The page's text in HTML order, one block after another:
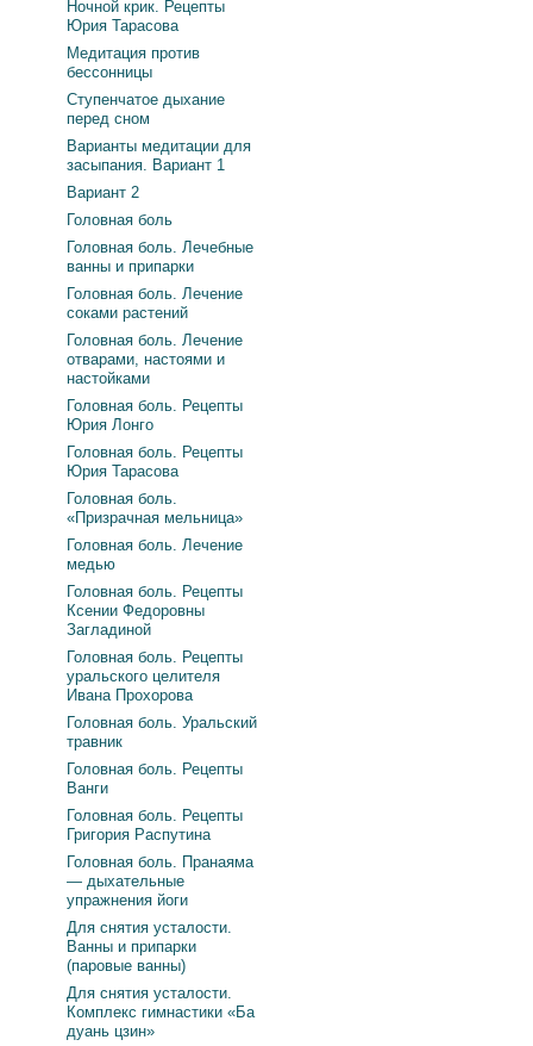
Ночной крик. Рецепты
Юрия Тарасова
Медитация против
бессонницы
Ступенчатое дыхание
перед сном
Варианты медитации для
засыпания. Вариант 1
Вариант 2
Головная боль
Головная боль. Лечебные
ванны и припарки
Головная боль. Лечение
соками растений
Головная боль. Лечение
отварами, настоями и
настойками
Головная боль. Рецепты
Юрия Лонго
Головная боль. Рецепты
Юрия Тарасова
Головная боль.
«Призрачная мельница»
Головная боль. Лечение
медью
Головная боль. Рецепты
Ксении Федоровны
Загладиной
Головная боль. Рецепты
уральского целителя
Ивана Прохорова
Головная боль. Уральский
травник
Головная боль. Рецепты
Ванги
Головная боль. Рецепты
Григория Распутина
Головная боль. Пранаяма
— дыхательные
упражнения йоги
Для снятия усталости.
Ванны и припарки
(паровые ванны)
Для снятия усталости.
Комплекс гимнастики «Ба
дуань цзин»